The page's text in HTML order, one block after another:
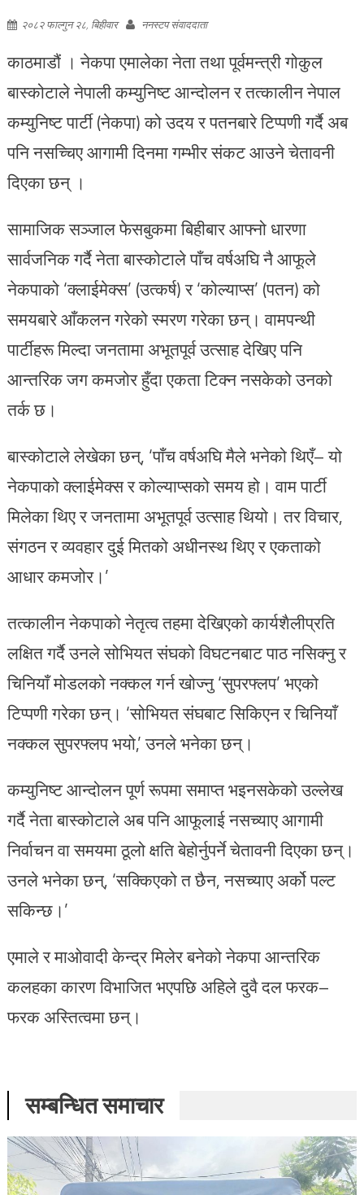
२०८२ फाल्गुन २८, बिहीवार ननस्टप संवाददाता
काठमाडौं । नेकपा एमालेका नेता तथा पूर्वमन्त्री गोकुल
बास्कोटाले नेपाली कम्युनिष्ट आन्दोलन र तत्कालीन नेपाल
कम्युनिष्ट पार्टी (नेकपा) को उदय र पतनबारे टिप्पणी गर्दै अब
पनि नसच्चिए आगामी दिनमा गम्भीर संकट आउने चेतावनी
दिएका छन् ।
सामाजिक सञ्जाल फेसबुकमा बिहीबार आफ्नो धारणा
सार्वजनिक गर्दै नेता बास्कोटाले पाँच वर्षअघि नै आफूले
नेकपाको ‘क्लाईमेक्स’ (उत्कर्ष) र ‘कोल्याप्स’ (पतन) को
समयबारे आँकलन गरेको स्मरण गरेका छन्। वामपन्थी
पार्टीहरू मिल्दा जनतामा अभूतपूर्व उत्साह देखिए पनि
आन्तरिक जग कमजोर हुँदा एकता टिक्न नसकेको उनको
तर्क छ।
बास्कोटाले लेखेका छन्, ‘पाँच वर्षअघि मैले भनेको थिएँ– यो
नेकपाको क्लाईमेक्स र कोल्याप्सको समय हो। वाम पार्टी
मिलेका थिए र जनतामा अभूतपूर्व उत्साह थियो। तर विचार,
संगठन र व्यवहार दुई मितको अधीनस्थ थिए र एकताको
आधार कमजोर।’
तत्कालीन नेकपाको नेतृत्व तहमा देखिएको कार्यशैलीप्रति
लक्षित गर्दै उनले सोभियत संघको विघटनबाट पाठ नसिक्नु र
चिनियाँ मोडलको नक्कल गर्न खोज्नु ‘सुपरफ्लप’ भएको
टिप्पणी गरेका छन्। ‘सोभियत संघबाट सिकिएन र चिनियाँ
नक्कल सुपरफ्लप भयो,’ उनले भनेका छन्।
कम्युनिष्ट आन्दोलन पूर्ण रूपमा समाप्त भइनसकेको उल्लेख
गर्दै नेता बास्कोटाले अब पनि आफूलाई नसच्याए आगामी
निर्वाचन वा समयमा ठूलो क्षति बेहोर्नुपर्ने चेतावनी दिएका छन्।
उनले भनेका छन्, ‘सक्किएको त छैन, नसच्याए अर्को पल्ट
सकिन्छ।’
एमाले र माओवादी केन्द्र मिलेर बनेको नेकपा आन्तरिक
कलहका कारण विभाजित भएपछि अहिले दुवै दल फरक–
फरक अस्तित्वमा छन्।
सम्बन्धित समाचार